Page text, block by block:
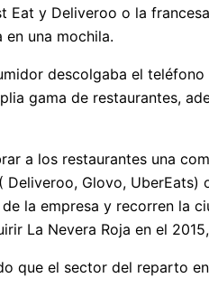
y Deliveroo o la
una mochila.
descolgaba el
gama de restaurantes,
a los restaurantes una
Glovo,
la empresa y recorren la
La Nevera Roja en el
que el sector del reparto